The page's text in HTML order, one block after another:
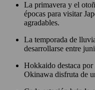
La primavera y el
épocas para visitar
agradables.
La temporada de
desarrollarse entre
Hokkaido destaca por
Okinawa disfruta de